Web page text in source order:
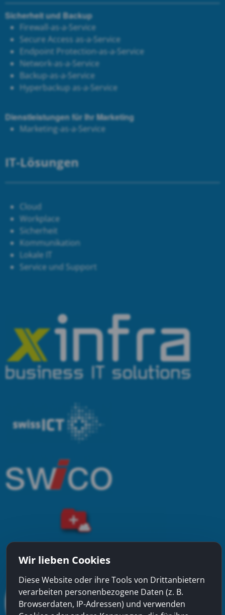
Sicherheit und Backup
Firewall-as-a-Service
Secure Access as-a-Service
Endpoint Protection-as-a-Service
Network-as-a-Service
Backup-as-a-Service
Hyperbackup as-a-Service
Dienstleistungen für Ihr Marketing
Marketing-as-a-Service
IT-Lösungen
Cloud
Workplace
Sicherheit
Kommunikation
Lokale IT
Service und Support
Wir lieben Cookies
Diese Website oder ihre Tools von Drittanbietern
verarbeiten personenbezogene Daten (z. B.
Browserdaten, IP-Adressen) und verwenden